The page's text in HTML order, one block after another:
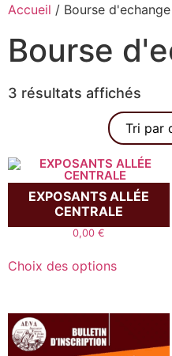
Accueil / Bourse d'echange
Bourse
3 résultats affichés
EXPOSANTS ALLÉE
CENTRALE
0,00€
Choix des options